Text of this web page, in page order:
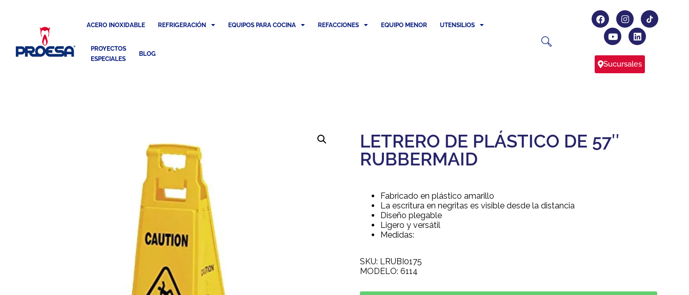
ACERO INOXIDABLE REFRIGERACIÓN EQUIPOS PARA COCINA REFACCIONES EQUIPO MENOR UTENSILIOS
PROYECTOS
ESPECIALES
BLOG
Sucursales
LETRERO DE PLÁSTICO DE 57″
RUBBERMAID
Fabricado en plástico amarillo
La escritura en negritas es visible desde la distancia
Diseño plegable
Ligero y versátil
Medidas:
SKU: LRUBI0175
MODELO: 6114